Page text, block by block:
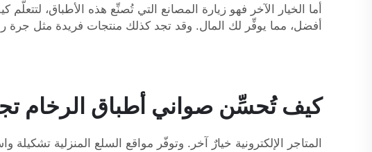
أما الخيار الآخر فهو زيارة المصانع التي تُصنِّع هذه الأطباق،
أفضل، مما يوفِّر لك المال. وقد تجد كذلك منتجات فريدة مثل جرة
كيف تُحسِّن صواني أطباق الرخام
المتاجر الإلكترونية خيارٌ آخر. وتوفّر مواقع السلع المنزلية